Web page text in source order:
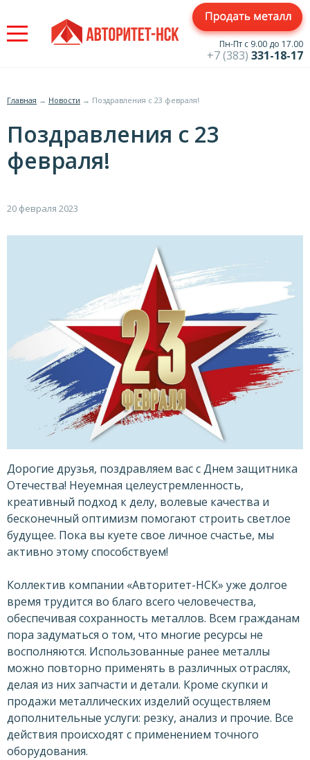
to
navigation
Пн-Пт с 9.00 до 17.00
+7 (383) 331-18-17
Вы
здесь
Главная → Новости → Поздравления с 23 февраля!
Поздравления с 23
февраля!
Дорогие друзья, поздравляем вас с Днем защитника
Отечества! Неуемная целеустремленность,
креативный подход к делу, волевые качества и
бесконечный оптимизм помогают строить светлое
будущее. Пока вы куете свое личное счастье, мы
активно этому способствуем!
Коллектив компании «Авторитет-НСК» уже долгое
время трудится во благо всего человечества,
обеспечивая сохранность металлов. Всем гражданам
пора задуматься о том, что многие ресурсы не
восполняются. Использованные ранее металлы
можно повторно применять в различных отраслях,
делая из них запчасти и детали. Кроме скупки и
продажи металлических изделий осуществляем
дополнительные услуги: резку, анализ и прочие. Все
действия происходят с применением точного
оборудования.